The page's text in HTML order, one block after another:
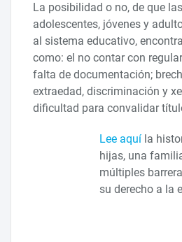
La posibilidad o no, de que
adolescentes, jóvenes y
al sistema educativo,
como: el no contar con
falta de documentación;
extraedad, discriminación y
dificultad para convalidar
Lee aquíla
hijas, una
múltiples
su derecho a la